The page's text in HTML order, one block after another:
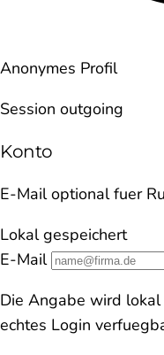
Anonymes Profil
Session outgoing
Konto
E-Mail optional fuer
Lokal gespeichert
E-Mail
Die Angabe wird
echtes Login